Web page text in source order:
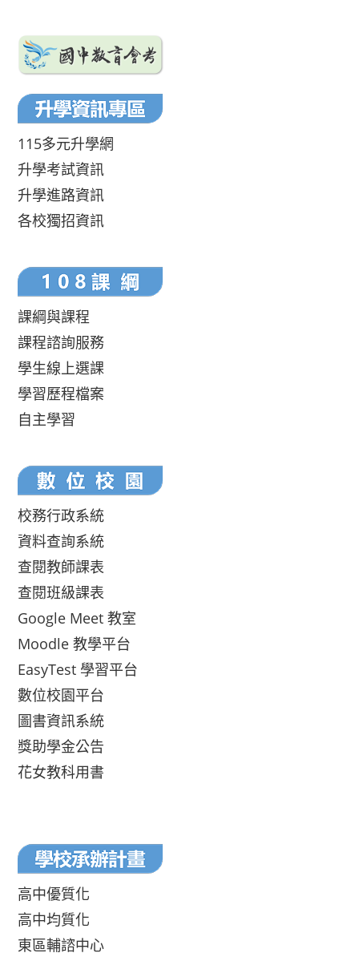
115多元升學網
升學考試資訊
升學進路資訊
各校獨招資訊
課綱與課程
課程諮詢服務
學生線上選課
學習歷程檔案
自主學習
校務行政系統
資料查詢系統
查閱教師課表
查閱班級課表
Google Meet 教室
Moodle 教學平台
EasyTest 學習平台
數位校園平台
圖書資訊系統
獎助學金公告
花女教科用書
高中優質化
高中均質化
東區輔諮中心